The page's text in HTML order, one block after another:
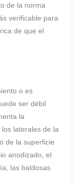
de la norma
verificable para
de que el
o es
ser débil
la
laterales de la
de la superficie
anodizado, el
las baldosas